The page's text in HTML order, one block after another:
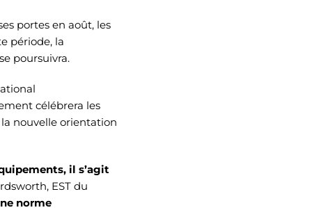
portes en août, les
période, la
poursuivra.
célébrera les
nouvelle orientation
il s’agit
EST du
norme